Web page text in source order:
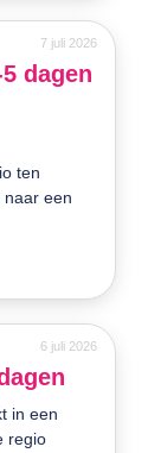
7 juli 2026
dagen
ten
naar een
6 juli 2026
in een
regio